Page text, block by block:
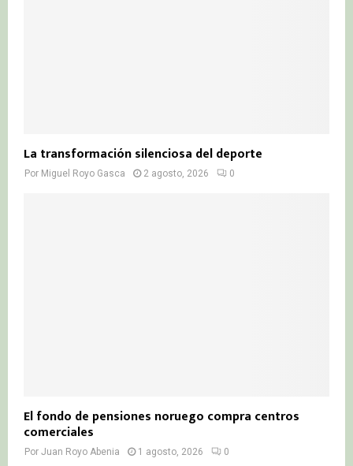
La transformación silenciosa del deporte
Por Miguel Royo Gasca 2 agosto, 2026 0
El fondo de pensiones noruego compra centros
comerciales
Por Juan Royo Abenia 1 agosto, 2026 0